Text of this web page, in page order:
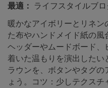
最適：
ライフスタイルブ
暖かなアイボリーとリネ
た布やハンドメイド紙の
ヘッダーやムードボード、
着いた温もりを演出した
ラウンを、ボタンやタグ
ょう。コツ：少しテクスチ